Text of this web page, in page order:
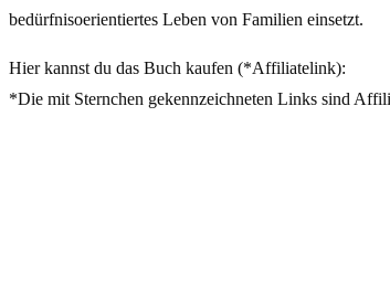
bedürfnisoerientiertes Leben von Familien einsetzt.
Hier kannst du das Buch kaufen (*Affiliatelink):
*Die mit Sternchen gekennzeichneten Links sind